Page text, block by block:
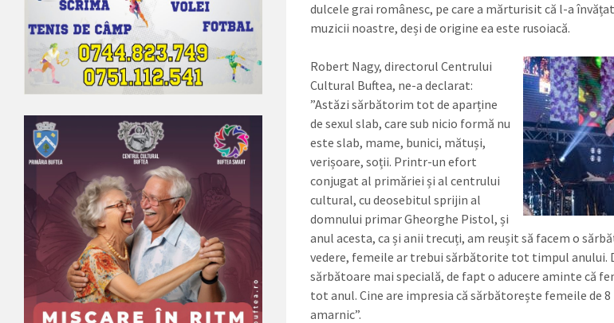
dulcele grai românesc, pe care a mărturisit că l-a
muzicii noastre, deși de origine ea este rusoiacă.
Robert Nagy, directorul Centrului
Cultural Buftea, ne-a declarat:
”Astăzi sărbătorim tot de aparține
de sexul slab, care sub nicio formă nu
este slab, mame, bunici, mătuși,
verișoare, soții. Printr-un efort
conjugat al primăriei și al centrului
cultural, cu deosebitul sprijin al
domnului primar Gheorghe Pistol, și
anul acesta, ca și anii trecuți, am reușit să facem o
vedere, femeile ar trebui sărbătorite tot timpul anului.
sărbătoare mai specială, de fapt o aducere aminte că
tot anul. Cine are impresia că sărbătorește femeile de 8
amarnic”.